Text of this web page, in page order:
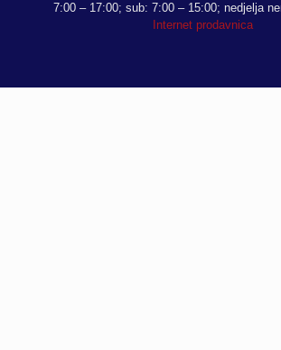
7:00 – 17:00; sub: 7:00 – 15:00; nedjelja
Internet prodavnica